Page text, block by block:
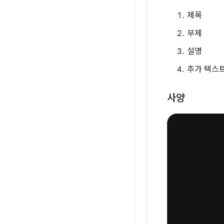
제목
부제
설명
추가 텍스
사양